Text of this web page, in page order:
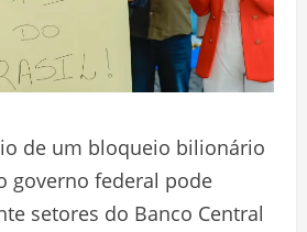
de um bloqueio bilionário
governo federal pode
setores do Banco Central